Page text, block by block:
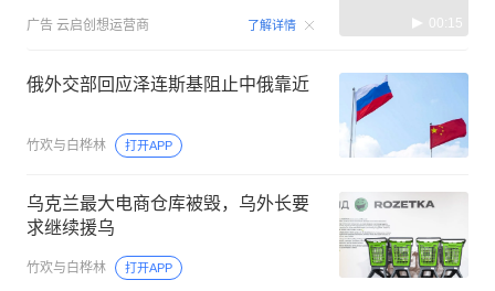
广告 云启创想运营商 了解详情 00:15
俄外交部回应泽连斯基阻止中俄靠近
竹欢与白桦林 打开APP
乌克兰最大电商仓库被毁，乌外长要
求继续援乌
竹欢与白桦林 打开APP